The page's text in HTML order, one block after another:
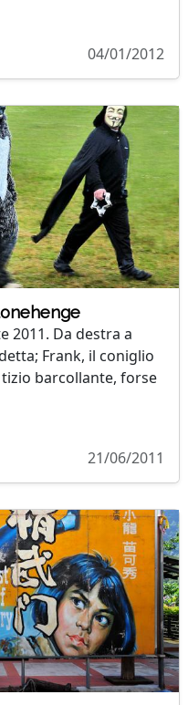
04/01/2012
2011. Da destra a
Frank, il coniglio
barcollante, forse
21/06/2011